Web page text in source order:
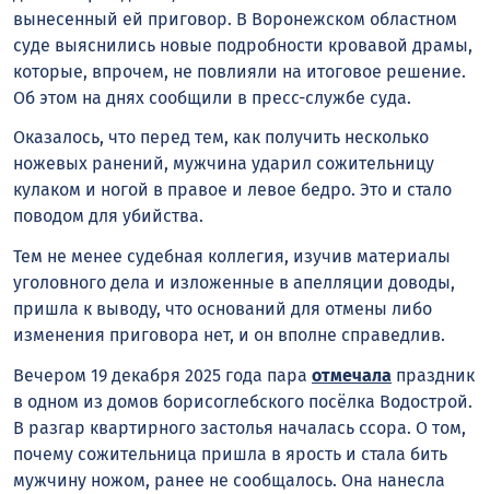
вынесенный ей приговор. В Воронежском областном
суде выяснились новые подробности кровавой драмы,
которые, впрочем, не повлияли на итоговое решение.
Об этом на днях сообщили в пресс-службе суда.
Оказалось, что перед тем, как получить несколько
ножевых ранений, мужчина ударил сожительницу
кулаком и ногой в правое и левое бедро. Это и стало
поводом для убийства.
Тем не менее судебная коллегия, изучив материалы
уголовного дела и изложенные в апелляции доводы,
пришла к выводу, что оснований для отмены либо
изменения приговора нет, и он вполне справедлив.
Вечером 19 декабря 2025 года пара отмечала праздник
в одном из домов борисоглебского посёлка Водострой.
В разгар квартирного застолья началась ссора. О том,
почему сожительница пришла в ярость и стала бить
мужчину ножом, ранее не сообщалось. Она нанесла